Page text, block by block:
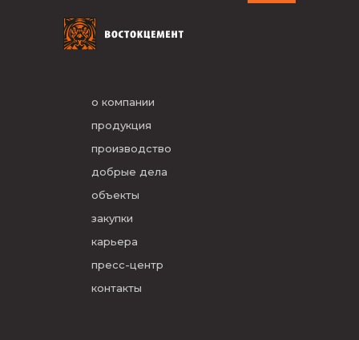
о компании
продукция
производство
добрые дела
объекты
закупки
карьера
пресс-центр
контакты